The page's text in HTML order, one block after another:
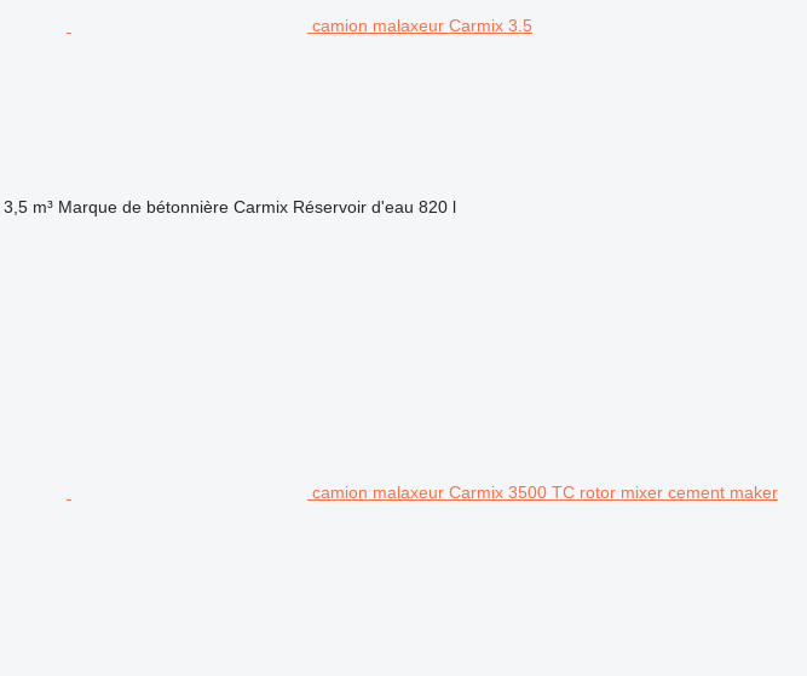
camion malaxeur Carmix 3.5
3,5 m³ Marque de bétonnière Carmix Réservoir d'eau 820 l
camion malaxeur Carmix 3500 TC rotor mixer cement maker